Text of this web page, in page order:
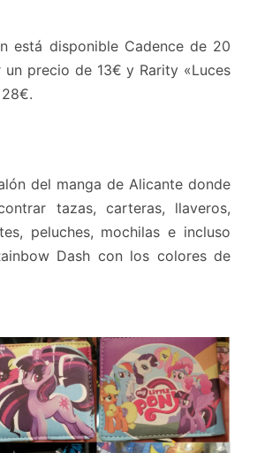
está disponible Cadence de 20
precio de 13€ y Rarity «Luces
del manga de Alicante donde
tazas, carteras, llaveros,
peluches, mochilas e incluso
Dash con los colores de